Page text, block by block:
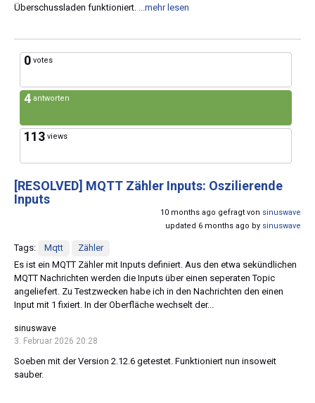
Überschussladen funktioniert.
...mehr lesen
0 votes
4 antworten
113 views
[RESOLVED] MQTT Zähler Inputs: Oszilierende
Inputs
10 months ago gefragt von sinuswave
updated 6 months ago by sinuswave
Tags: Mqtt
Zähler
Es ist ein MQTT Zähler mit Inputs definiert. Aus den etwa sekündlichen
MQTT Nachrichten werden die Inputs über einen seperaten Topic
angeliefert. Zu Testzwecken habe ich in den Nachrichten den einen
Input mit 1 fixiert. In der Oberfläche wechselt der...
sinuswave
3. Februar 2026 20:28
Soeben mit der Version 2.12.6 getestet. Funktioniert nun insoweit
sauber.